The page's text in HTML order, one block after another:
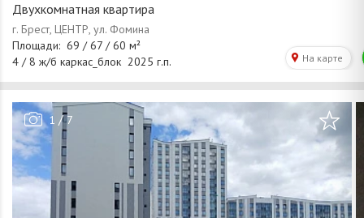
Двухкомнатная квартира
1 /7